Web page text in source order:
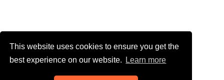
This website uses cookies to ensure you get the
best experience on our website.
Learn more